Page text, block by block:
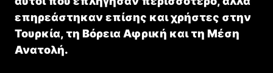
επηρεάστηκαν επίσης και χρήστες στην
Τουρκία, τη Βόρεια Αφρική και τη Μέση
Ανατολή.